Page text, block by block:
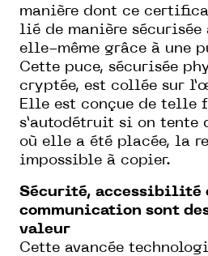
manière dont ce
lié de manière sécurisée
elle-même grâce à une
Cette puce, sécurisée
cryptée, est collée sur
Elle est conçue de telle
s’autodétruit si on tente
où elle a été placée, la
impossible à copier.
Sécurité, accessibilité
communication sont
valeur
Cette avancée